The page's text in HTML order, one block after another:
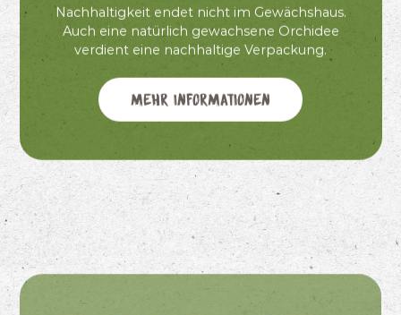
Nachhaltigkeit endet nicht im Gewächshaus.
Auch eine natürlich gewachsene Orchidee
verdient eine nachhaltige Verpackung.
Mehr Informationen